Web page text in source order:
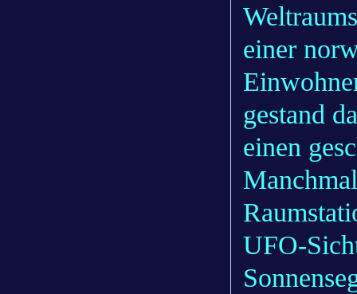
einer
gestand
einen
UFO-